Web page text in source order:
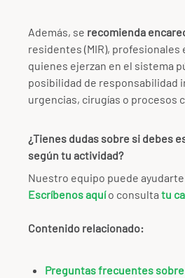
Además, se recomienda
residentes (MIR), profesionales
quienes ejerzan en el sistema
posibilidad de responsabilidad
urgencias, cirugías o procesos
¿Tienes dudas sobre si debes
según tu actividad?
Nuestro equipo puede
Escríbenos aquío consulta tu
Contenido relacionado:
Preguntas frecuentes